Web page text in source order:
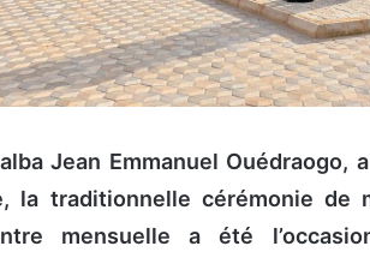
Jean Emmanuel Ouédraogo,
la traditionnelle cérémonie de
mensuelle a été